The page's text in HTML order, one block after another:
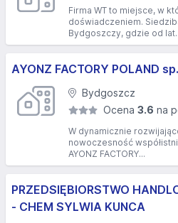
Firma WT to miejsce, w
doświadczeniem.
Bydgoszczy, gdzie od
AYONZ FACTORY POLAND
Bydgoszcz
Ocena3.6 na
W dynamicznie
nowoczesność
AYONZ FACTORY...
PRZEDSIĘBIORSTWO
- CHEM SYLWIA KUNCA